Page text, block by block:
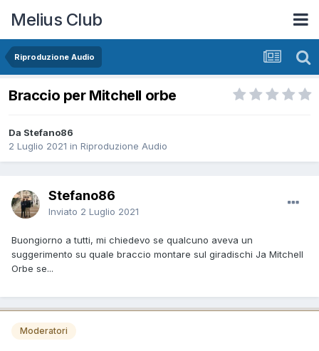
Melius Club
Riproduzione Audio
Braccio per Mitchell orbe
Da Stefano86
2 Luglio 2021 in Riproduzione Audio
Stefano86
Inviato 2 Luglio 2021
Buongiorno a tutti, mi chiedevo se qualcuno aveva un
suggerimento su quale braccio montare sul giradischi Ja Mitchell
Orbe se...
Moderatori